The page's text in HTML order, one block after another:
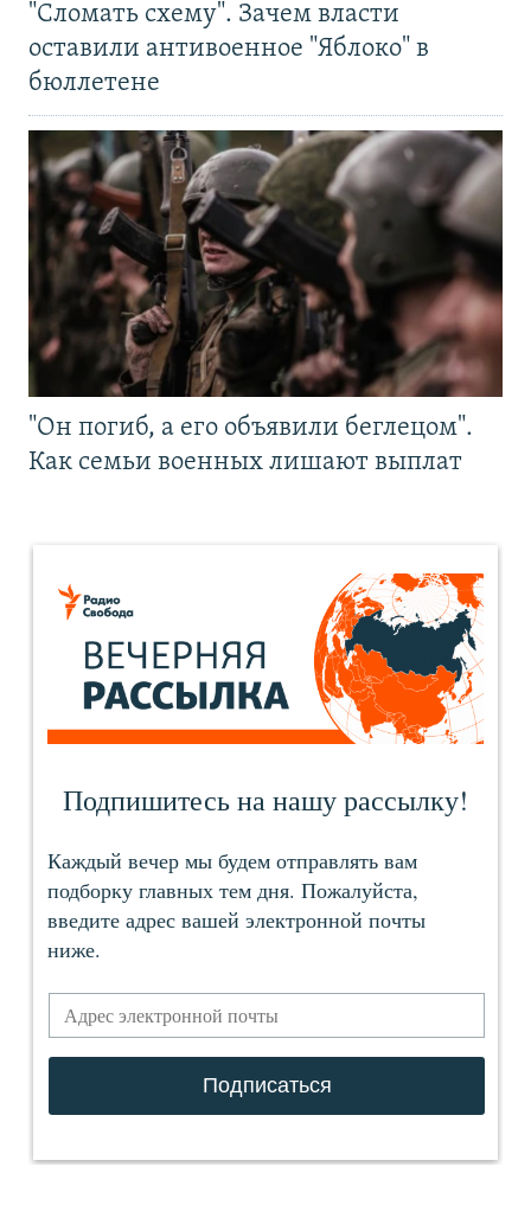
"Сломать схему". Зачем власти
оставили антивоенное "Яблоко" в
бюллетене
"Он погиб, а его объявили беглецом".
Как семьи военных лишают выплат